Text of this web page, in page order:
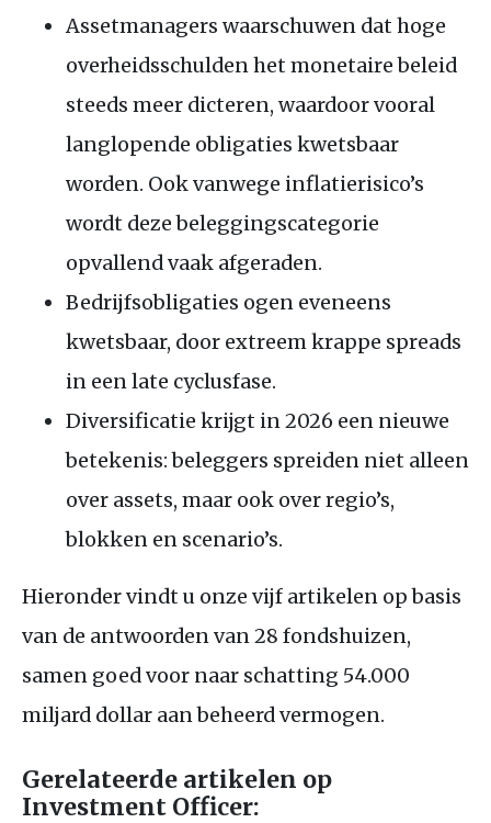
Assetmanagers waarschuwen dat hoge
overheidsschulden het monetaire beleid
steeds meer dicteren, waardoor vooral
langlopende obligaties kwetsbaar
worden. Ook vanwege inflatierisico’s
wordt deze beleggingscategorie
opvallend vaak afgeraden.
Bedrijfsobligaties ogen eveneens
kwetsbaar, door extreem krappe spreads
in een late cyclusfase.
Diversificatie krijgt in 2026 een nieuwe
betekenis: beleggers spreiden niet alleen
over assets, maar ook over regio’s,
blokken en scenario’s.
Hieronder vindt u onze vijf artikelen op basis
van de antwoorden van 28 fondshuizen,
samen goed voor naar schatting 54.000
miljard dollar aan beheerd vermogen.
Gerelateerde artikelen op
Investment Officer: